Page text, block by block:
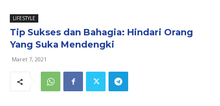
LIFESTYLE
Tip Sukses dan Bahagia: Hindari Orang
Yang Suka Mendengki
Maret 7, 2021